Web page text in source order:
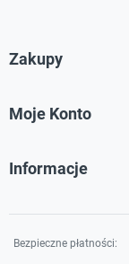
Zakupy
Moje Konto
Informacje
Bezpieczne płatności: